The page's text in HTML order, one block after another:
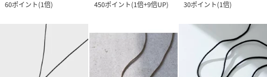
60ポイント(1倍)
450ポイント(1倍+9倍UP)
30ポイント(1倍)